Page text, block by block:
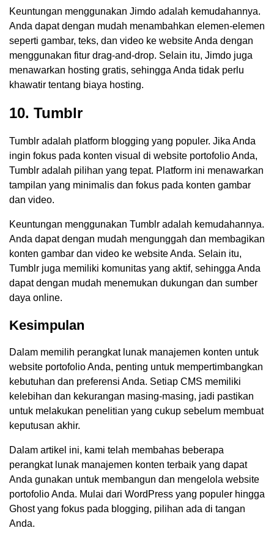
Keuntungan menggunakan Jimdo adalah kemudahannya.
Anda dapat dengan mudah menambahkan elemen-elemen
seperti gambar, teks, dan video ke website Anda dengan
menggunakan fitur drag-and-drop. Selain itu, Jimdo juga
menawarkan hosting gratis, sehingga Anda tidak perlu
khawatir tentang biaya hosting.
10. Tumblr
Tumblr adalah platform blogging yang populer. Jika Anda
ingin fokus pada konten visual di website portofolio Anda,
Tumblr adalah pilihan yang tepat. Platform ini menawarkan
tampilan yang minimalis dan fokus pada konten gambar
dan video.
Keuntungan menggunakan Tumblr adalah kemudahannya.
Anda dapat dengan mudah mengunggah dan membagikan
konten gambar dan video ke website Anda. Selain itu,
Tumblr juga memiliki komunitas yang aktif, sehingga Anda
dapat dengan mudah menemukan dukungan dan sumber
daya online.
Kesimpulan
Dalam memilih perangkat lunak manajemen konten untuk
website portofolio Anda, penting untuk mempertimbangkan
kebutuhan dan preferensi Anda. Setiap CMS memiliki
kelebihan dan kekurangan masing-masing, jadi pastikan
untuk melakukan penelitian yang cukup sebelum membuat
keputusan akhir.
Dalam artikel ini, kami telah membahas beberapa
perangkat lunak manajemen konten terbaik yang dapat
Anda gunakan untuk membangun dan mengelola website
portofolio Anda. Mulai dari WordPress yang populer hingga
Ghost yang fokus pada blogging, pilihan ada di tangan
Anda.